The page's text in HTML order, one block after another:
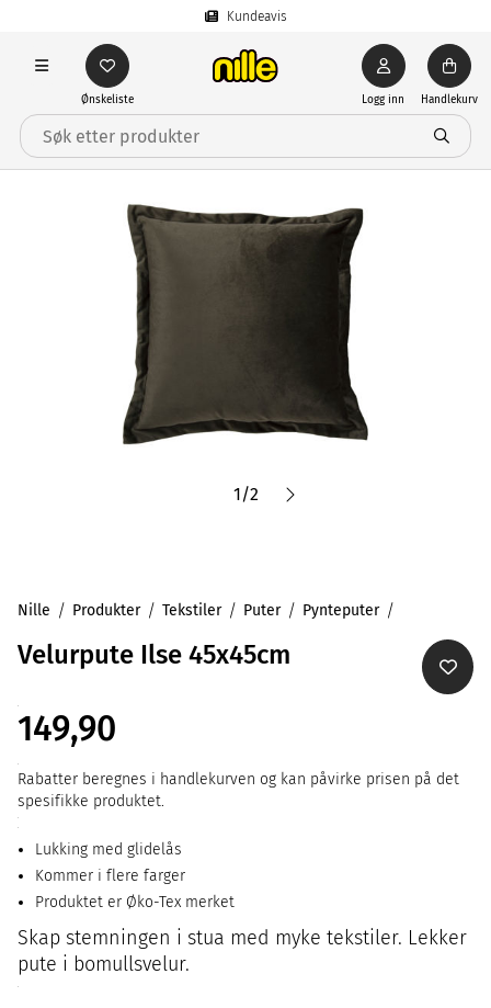
Kundeavis
Ønskeliste Logg inn Handlekurv
1/2
Nille Produkter Tekstiler Puter Pynteputer
Velurpute Ilse 45x45cm
149,90
Rabatter beregnes i handlekurven og kan påvirke prisen på det
spesifikke produktet.
Lukking med glidelås
Kommer i flere farger
Produktet er Øko-Tex merket
Skap stemningen i stua med myke tekstiler. Lekker
pute i bomullsvelur.